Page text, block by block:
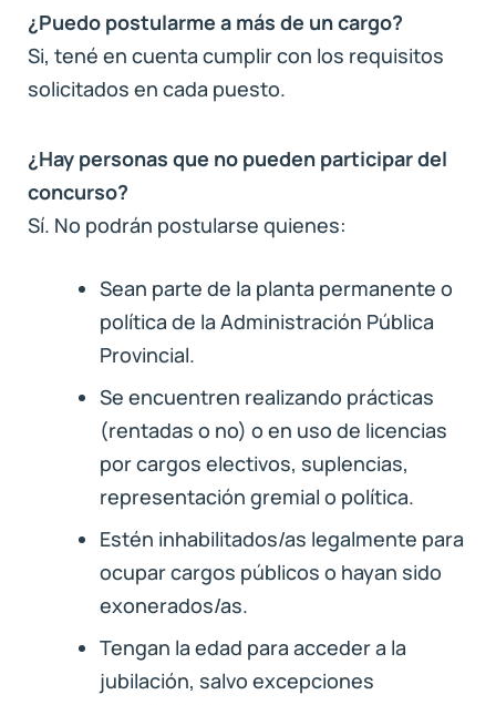
¿Puedo postularme a más de un cargo?
Si, tené en cuenta cumplir con los requisitos
solicitados en cada puesto.
¿Hay personas que no pueden participar del
concurso?
Sí. No podrán postularse quienes:
Sean parte de la planta permanente o
política de la Administración Pública
Provincial.
Se encuentren realizando prácticas
(rentadas o no) o en uso de licencias
por cargos electivos, suplencias,
representación gremial o política.
Estén inhabilitados/as legalmente para
ocupar cargos públicos o hayan sido
exonerados/as.
Tengan la edad para acceder a la
jubilación, salvo excepciones